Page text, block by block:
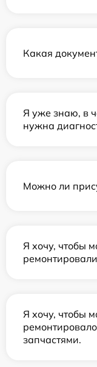
Какая
Я уже знаю, в
нужна
Можно ли
Я хочу, чтобы
Я хочу, чтобы
запчастями.